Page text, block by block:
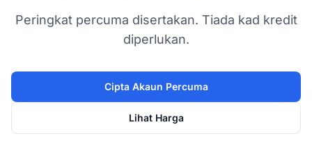
Peringkat percuma disertakan. Tiada kad kredit
diperlukan.
Cipta Akaun Percuma
Lihat Harga